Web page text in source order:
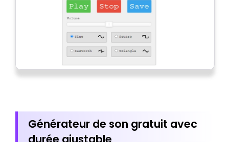
Générateur de son gratuit avec